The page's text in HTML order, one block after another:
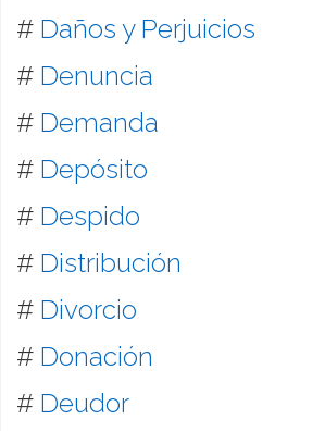
# Daños y Perjuicios
# Denuncia
# Demanda
# Depósito
# Despido
# Distribución
# Divorcio
# Donación
# Deudor